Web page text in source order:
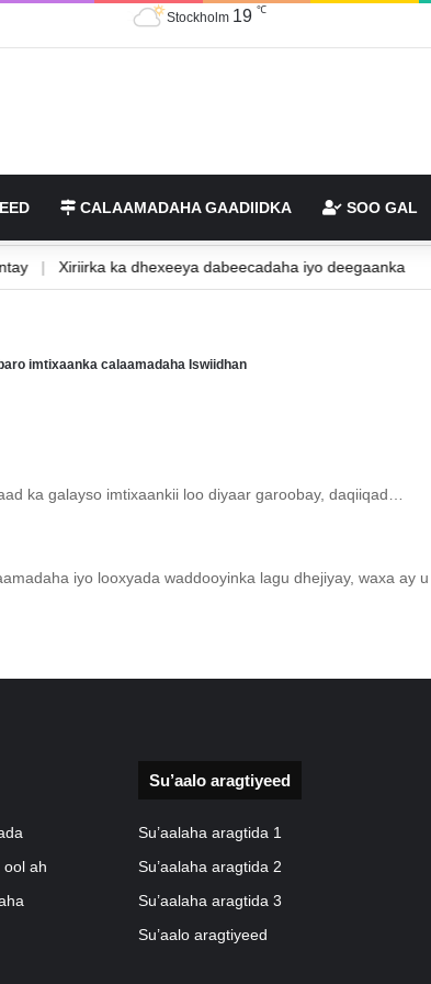
Stockholm 19 ℃
CALAAMADAHA GAADIIDKA SOO GAL
dhintay | Xiriirka ka dhexeeya dabeecadaha iyo deegaanka
baro imtixaanka calaamadaha Iswiidhan
ka galayso imtixaankii loo diyaar garoobay, daqiiqad…
iyo looxyada waddooyinka lagu dhejiyay, waxa ay
ool ah
Su’aalo aragtiyeed
Su’aalaha aragtida 1
Su’aalaha aragtida 2
Su’aalaha aragtida 3
Su’aalo aragtiyeed